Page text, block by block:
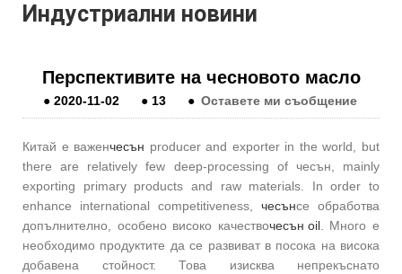
Индустриални новини
Перспективите на чесновото масло
● 2020-11-02 ● 13 ● Оставете ми съобщение
Китай е важенчесън producer and exporter in the world, but
there are relatively few deep-processing of чесън, mainly
exporting primary products and raw materials. In order to
enhance international competitiveness, чесънсе обработва
допълнително, особено високо качествочесън oil. Много е
необходимо продуктите да се развиват в посока на висока
добавена стойност. Това изисква непрекъснато